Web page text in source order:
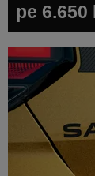
pe 6.650